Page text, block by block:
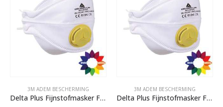
3M ADEM BESCHERMING
Delta Plus Fijnstofmasker FFP2 (vouw) 1010390 OP VOORRAAD max. 5 per bestelling
3M ADEM BESCHERMING
Delta Plus Fijnstofmasker FFP3 (vouw) 1010370 OP VOORRAAD max. 5 per bestelling